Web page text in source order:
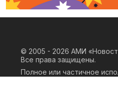
© 2005 - 2026 АМИ
Все права защищены.
Полное или частичное